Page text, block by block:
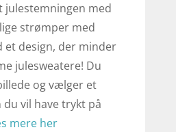
julestemningen med
strømper med
et design, der minder
julesweatere! Du
og vælger et
vil have trykt på
mere her